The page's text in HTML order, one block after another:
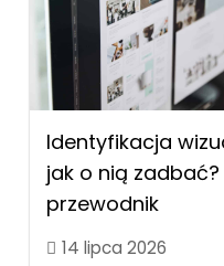
Identyfikacja
jak o nią
przewodnik
14 lipca 2026